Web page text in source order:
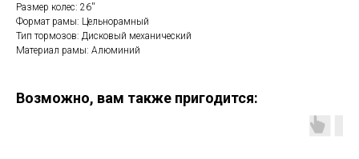
Размер колес: 26''
Формат рамы: Цельнорамный
Тип тормозов: Дисковый механический
Материал рамы: Алюминий
Возможно, вам также пригодится: